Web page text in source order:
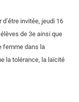
invitée, jeudi 16
de 3e ainsi que
femme dans la
la tolérance, la laïcité